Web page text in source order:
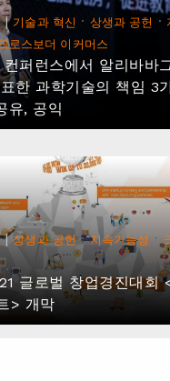
| 기술과 혁신 · 상생과 공헌 ·
로스보더 이커머스
퍼런스에서 알리바바
한 과학기술의 책임 3
유, 공익
| 상생과 공헌 ·지속가능성 ·
글로벌 창업경진대회
> 개막